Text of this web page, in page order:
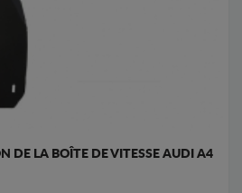
DE LA BOÎTE DE VITESSE AUDI A4